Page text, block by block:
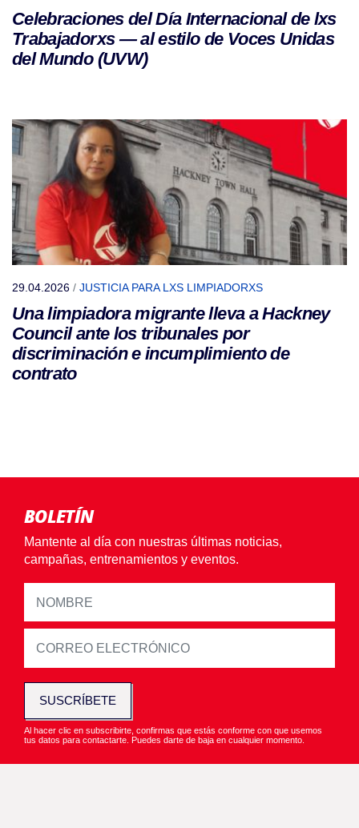
Celebraciones del Día Internacional de lxs
Trabajadorxs — al estilo de Voces Unidas
del Mundo (UVW)
29.04.2026 / JUSTICIA PARA LXS LIMPIADORXS
Una limpiadora migrante lleva a Hackney
Council ante los tribunales por
discriminación e incumplimiento de
contrato
BOLETÍN
Mantente al día con nuestras últimas noticias,
campañas, entrenamientos y eventos.
SUSCRÍBETE
Al hacer clic en subscribirte, confirmas que estás conforme con que usemos
tus datos para contactarte. Puedes darte de baja en cualquier momento.